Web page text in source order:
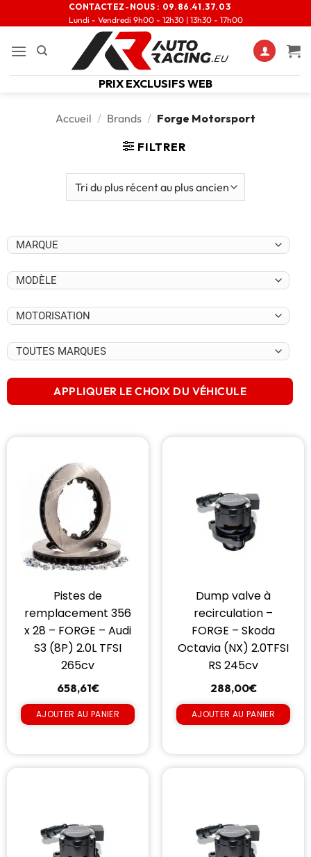
CONTACTEZ-NOUS : 09.86.41.37.03
Lundi - Vendredi 9h00 - 12h30 | 13h30 - 17h00
PRIX EXCLUSIFS WEB
Accueil / Brands / Forge Motorsport
FILTRER
APPLIQUER LE CHOIX DU VÉHICULE
Pistes de
remplacement 356
x 28 – FORGE – Audi
S3 (8P) 2.0L TFSI
265cv
658,61€
AJOUTER AU PANIER
Dump valve à
recirculation –
FORGE – Skoda
Octavia (NX) 2.0TFSI
RS 245cv
288,00€
AJOUTER AU PANIER